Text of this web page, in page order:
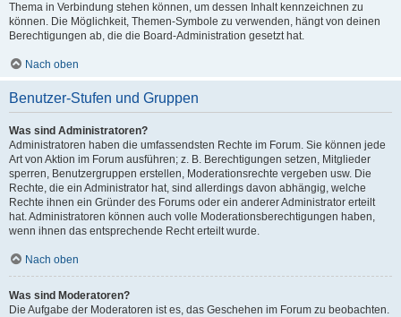
Thema in Verbindung stehen können, um dessen Inhalt kennzeichnen zu
können. Die Möglichkeit, Themen-Symbole zu verwenden, hängt von deinen
Berechtigungen ab, die die Board-Administration gesetzt hat.
Nach oben
Benutzer-Stufen und Gruppen
Was sind Administratoren?
Administratoren haben die umfassendsten Rechte im Forum. Sie können jede
Art von Aktion im Forum ausführen; z. B. Berechtigungen setzen, Mitglieder
sperren, Benutzergruppen erstellen, Moderationsrechte vergeben usw. Die
Rechte, die ein Administrator hat, sind allerdings davon abhängig, welche
Rechte ihnen ein Gründer des Forums oder ein anderer Administrator erteilt
hat. Administratoren können auch volle Moderationsberechtigungen haben,
wenn ihnen das entsprechende Recht erteilt wurde.
Nach oben
Was sind Moderatoren?
Die Aufgabe der Moderatoren ist es, das Geschehen im Forum zu beobachten.